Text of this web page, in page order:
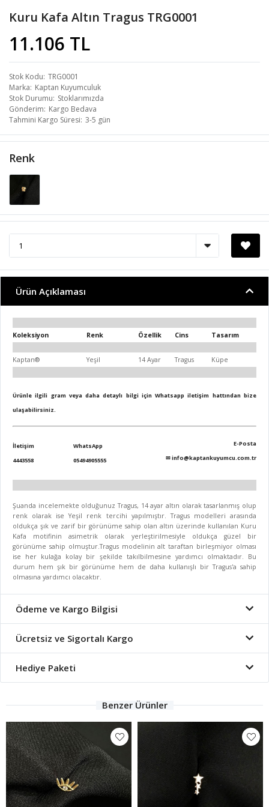
Kuru Kafa Altın Tragus TRG0001
11.106 TL
Stok Kodu TRG0001
Marka Kaptan Kuyumculuk
Stok Durumu Stoklarımızda
Gönderim Kargo Bedava
Tahmini Kargo Süresi 3-5 gün
Renk
Ürün Açıklaması
Koleksiyon Renk Özellik Cins Tasarım
Kaptan® Yeşil 14 Ayar Tragus Küpe
Ürünle ilgili gram veya daha detaylı bilgi için Whatsapp iletişim hattından bize
ulaşabilirsiniz.
İletişim
4443558
WhatsApp
05494905555
E-Posta
✉info@kaptankuyumcu.com.tr
Şuanda incelemekte olduğunuz Tragus, 14 ayar altın olarak tasarlanmış olup
renk olarak ise Yeşil renk tercihi yapılmıştır. Tragus modelleri arasında
oldukça şık ve zarif bir görünüme sahip olan altın üzerinde kullanılan Kuru
Kafa motifinin asimetrik olarak yerleştirilmesiyle oldukça güzel bir
görünüme sahip olmuştur.Tragus modelinin alt taraftan birleşmiyor olması
ise her kulağa kolay bir şekilde takılbilmesine yardımcı olmaktadır. Bu
durum hem şık bir görünüme hem de daha kullanışlı bir Tragus'a sahip
olmasına yardımcı olacaktır.
Ödeme ve Kargo Bilgisi
Ücretsiz ve Sigortalı Kargo
Hediye Paketi
Benzer Ürünler